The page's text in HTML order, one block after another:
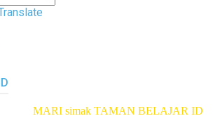
MARI simak TAMAN BELAJAR IDklik